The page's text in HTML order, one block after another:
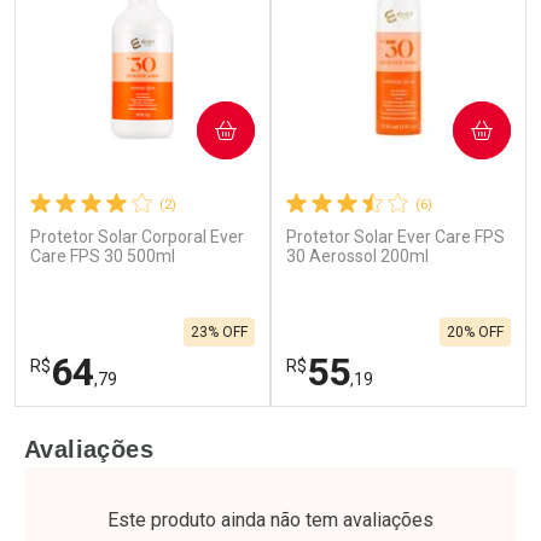
(2)
Protetor Solar Corporal Ever
Care FPS 30 500ml
R$64,79
23% OFF
COMPRAR
Laboratório
Por Menos
(6)
Protetor Solar Ever Care FPS
30 Aerossol 200ml
R$55,19
20% OFF
COMPRAR
Laboratório
Por Menos
Avaliações
Este produto ainda não tem avaliações